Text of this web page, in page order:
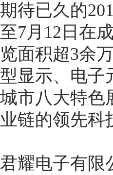
期待已久的
至7月12日在
览面积超3余
型显示、电子
城市八大特色
业链的领先科
君耀电子有限